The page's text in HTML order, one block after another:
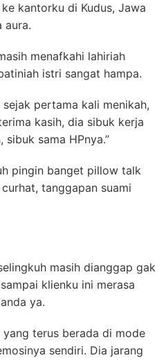
kantorku di Kudus, Jawa
aura.
menafkahi lahiriah
istri sangat hampa.
pertama kali menikah,
kasih, dia sibuk kerja
sama HPnya.”
pingin banget pillow talk
tanggapan suami
masih dianggap gak
klienku ini merasa
ya.
terus berada di mode
sendiri. Dia jarang